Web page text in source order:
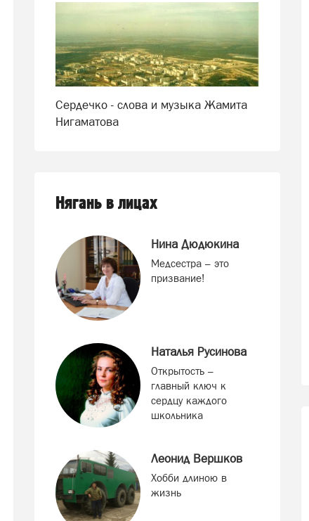
Сердечко - слова и музыка Жамита
Нигаматова
Нягань в лицах
Нина Дюдюкина
Медсестра – это
призвание!
Наталья Русинова
Открытость –
главный ключ к
сердцу каждого
школьника
Леонид Вершков
Хобби длиною в
жизнь